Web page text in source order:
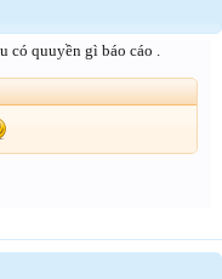
quuyền gì báo cáo .